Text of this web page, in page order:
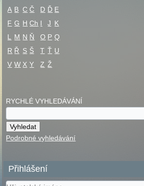
A B C Č D Ď E
F G H Ch I J K
L
M N Ň O P Q
R Ř S Š T Ť U
V W X Y Z Ž
RYCHLÉ VYHLEDÁVÁNÍ
Podrobné vyhledávání
Přihlášení